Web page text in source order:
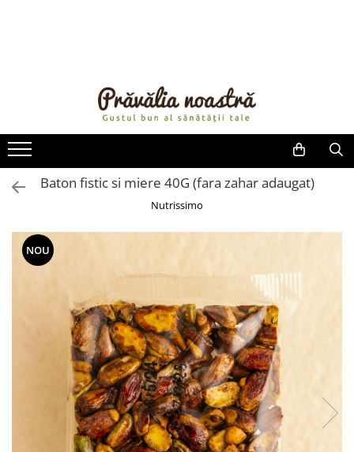
ULEIURI ȘI UNTURI
MĂSLINE
NUCI ȘI SEMINȚE
FRUCTE DESHIDRATATE
FRUCTE LA CONSERVĂ
OȚETURI ȘI SOSURI
FĂINĂ FĂRĂ GLUTEN
BĂUTURI / LAPTE VEGETAL
OREZ ȘI CEREALE
CREME ȘI PASTE TARTINABILE
CONDIMENTE
CEAIURI GRECEȘTI
CIOCOLATĂ ȘI CACAO
Baton fistic si miere 40G (fara zahar adaugat)
Nutrissimo
NOU